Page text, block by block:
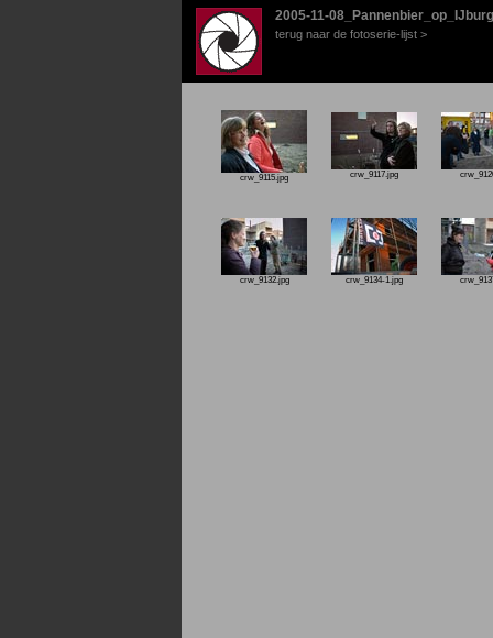
2005-11-08_Pannenbier_op_IJburg
terug naar de fotoserie-lijst >
crw_9115.jpg crw_9117.jpg
crw_9132.jpg crw_9134-1.jpg